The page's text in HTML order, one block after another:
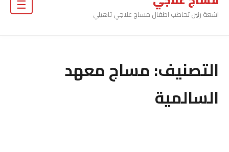
اشعة رنين تخاطب اطفال مساج علاجي تاهيلي
التصنيف:مساج معهد
السالمية